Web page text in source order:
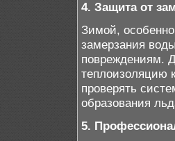
4. Защита от
Зимой,
замерзания
повреждениям.
теплоизоляцию
проверять
образования
5.